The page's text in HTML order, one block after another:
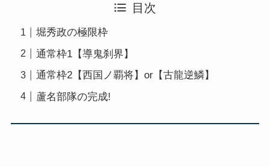
目次
堀秀政の極限枠
通常枠1【導鬼刹界】
通常枠2【西国ノ覇将】or【古龍逆鱗】
蘆名部隊の完成!